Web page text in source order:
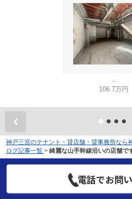
-
106.7万円
神戸三宮のテナント・貸店舗・貸事務所なら
ログ記事一覧 > 綺麗な山手幹線沿いの店舗で
電話でお問